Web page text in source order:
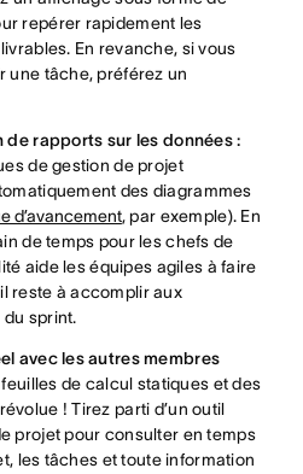
repérer rapidement les
En revanche, si vous
une tâche, préférez un
rapports sur les données :
de gestion de projet
des diagrammes
d’avancement, par exemple). En
de temps pour les chefs de
aide les équipes agiles à faire
reste à accomplir aux
du sprint.
avec les autres membres
feuilles de calcul statiques et des
! Tirez parti d’un outil
projet pour consulter en temps
les tâches et toute information